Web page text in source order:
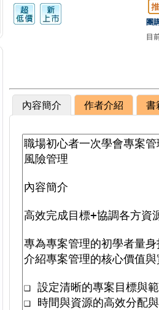
團
目
內容簡介 作者介紹 書